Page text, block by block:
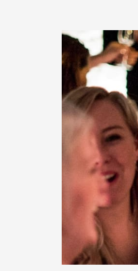
Pubquiz
dinerspel
Antwerpen